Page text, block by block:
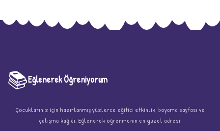
📚Eğlenerek Öğreniyorum
Çocuklarınız için hazırlanmış yüzlerce eğitici etkinlik, boyama sayfası ve
çalışma kağıdı. Eğlenerek öğrenmenin en güzel adresi!